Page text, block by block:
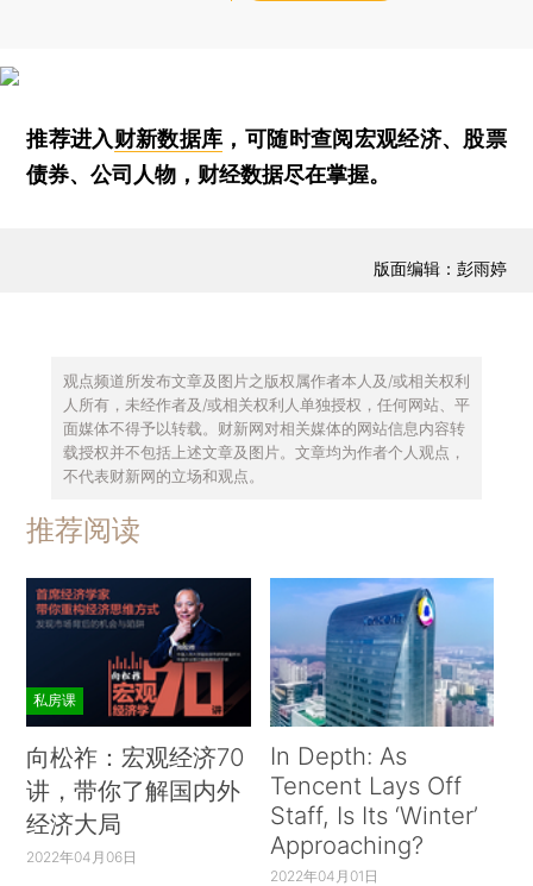
推荐进入财新数据库 ，可随时查阅宏观经济、股票
债券、公司人物，财经数据尽在掌握。
版面编辑：彭雨婷
观点频道所发布文章及图片之版权属作者本人及/或相关权利
人所有，未经作者及/或相关权利人单独授权，任何网站、平
面媒体不得予以转载。财新网对相关媒体的网站信息内容转
载授权并不包括上述文章及图片。文章均为作者个人观点，
不代表财新网的立场和观点。
推荐阅读
私房课
向松祚：宏观经济70
讲，带你了解国内外
经济大局
2022年04月06日
In Depth: As
Tencent Lays Off
Staff, Is Its ‘Winter’
Approaching?
2022年04月01日